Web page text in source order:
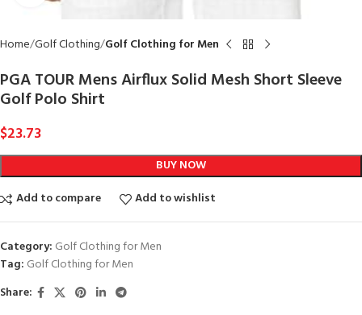
Home Golf Clothing Golf Clothing for Men
PGA TOUR Mens Airflux Solid Mesh Short Sleeve
Golf Polo Shirt
$23.73
BUY NOW
Add to compare
Add to wishlist
Category: Golf Clothing for Men
Tag: Golf Clothing for Men
Share: